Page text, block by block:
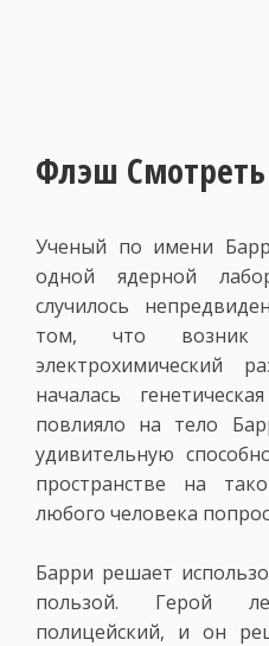
Флэш
Ученый по имени
одной ядерной
случилось
том, что возник
электрохимический
началась
повлияло на тело
удивительную
пространстве на
любого человека
Барри решает
пользой. Герой
полицейский, и он